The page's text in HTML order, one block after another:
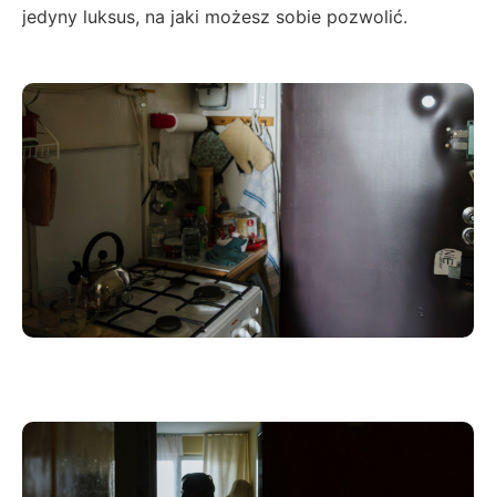
jedyny luksus, na jaki możesz sobie pozwolić.